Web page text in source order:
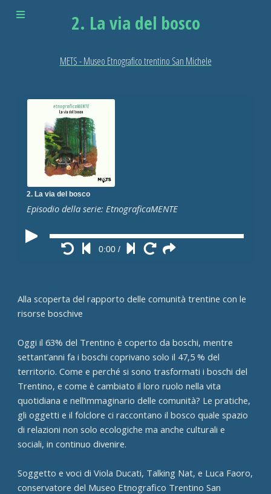
2. La via del bosco
METS - Museo Etnografico trentino San Michele
2. La via del bosco
Episodio della serie: EtnograficaMENTE
0:00 /
Alla scoperta del rapporto delle comunità trentine con le
risorse boschive
Oggi il 63% del Trentino è coperto da boschi, mentre
settant’anni fa i boschi coprivano solo il 47,5 % del
territorio. Come e perché si sono trasformati i boschi del
Trentino, e come è cambiato il loro ruolo nella vita
quotidiana e nell’immaginario delle comunità? Le pratiche,
gli oggetti e il folclore ci raccontano il bosco quale spazio
di relazioni non solo ecologiche ma anche culturali e
sociali, in continuo divenire.
Soggetto e voci di Viola Ducati, Talking Nat, e Luca Faoro,
conservatore del Museo Etnografico Trentino San